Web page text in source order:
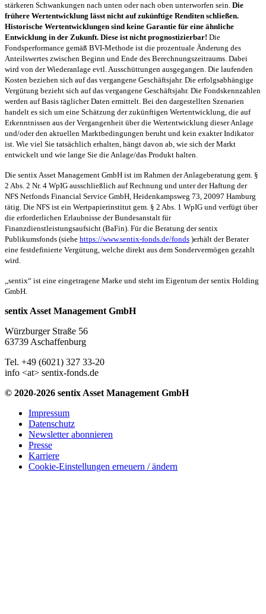
stärkeren Schwankungen nach unten oder nach oben unterworfen sein. Die
frühere Wertentwicklung lässt nicht auf zukünftige Renditen schließen.
Historische Wertentwicklungen sind keine Garantie für eine ähnliche
Entwicklung in der Zukunft. Diese ist nicht prognostizierbar! Die
Fondsperformance gemäß BVI-Methode ist die prozentuale Änderung des
Anteilswertes zwischen Beginn und Ende des Berechnungszeitraums. Dabei
wird von der Wiederanlage evtl. Ausschüttungen ausgegangen. Die laufenden
Kosten beziehen sich auf das vergangene Geschäftsjahr. Die erfolgsabhängige
Vergütung bezieht sich auf das vergangene Geschäftsjahr. Die Fondskennzahlen
werden auf Basis täglicher Daten ermittelt. Bei den dargestellten Szenarien
handelt es sich um eine Schätzung der zukünftigen Wertentwicklung, die auf
Erkenntnissen aus der Vergangenheit über die Wertentwicklung dieser Anlage
und/oder den aktuellen Marktbedingungen beruht und kein exakter Indikator
ist. Wie viel Sie tatsächlich erhalten, hängt davon ab, wie sich der Markt
entwickelt und wie lange Sie die Anlage/das Produkt halten.
Die sentix Asset Management GmbH ist im Rahmen der Anlageberatung gem. §
2 Abs. 2 Nr. 4 WpIG ausschließlich auf Rechnung und unter der Haftung der
NFS Netfonds Financial Service GmbH, Heidenkampsweg 73, 20097 Hamburg
tätig. Die NFS ist ein Wertpapierinstitut gem. § 2 Abs. 1 WpIG und verfügt über
die erforderlichen Erlaubnisse der Bundesanstalt für
Finanzdienstleistungsaufsicht (BaFin). Für die Beratung der sentix
Publikumsfonds (siehe https://www.sentix-fonds.de/fonds )erhält der Berater
eine festdefinierte Vergütung, welche direkt aus dem Sondervermögen gezahlt
wird.
„sentix“ ist eine eingetragene Marke und steht im Eigentum der sentix Holding
GmbH.
sentix Asset Management GmbH
Würzburger Straße 56
63739 Aschaffenburg
Tel. +49 (6021) 327 33-20
info <at> sentix-fonds.de
© 2020-2026 sentix Asset Management GmbH
Impressum
Datenschutz
Newsletter abonnieren
Presse
Karriere
Cookie-Einstellungen erneuern / ändern